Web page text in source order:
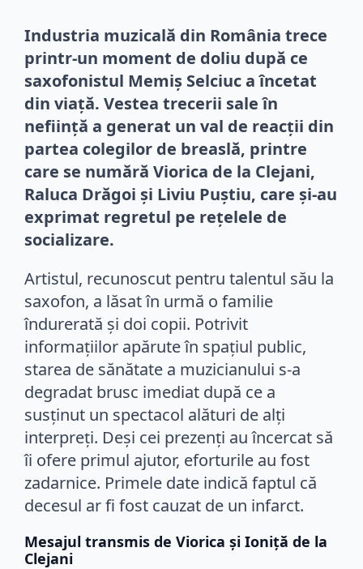
Industria muzicală din România trece
printr-un moment de doliu după ce
saxofonistul Memiș Selciuc a încetat
din viață. Vestea trecerii sale în
neființă a generat un val de reacții din
partea colegilor de breaslă, printre
care se numără Viorica de la Clejani,
Raluca Drăgoi și Liviu Puștiu, care și-au
exprimat regretul pe rețelele de
socializare.
Artistul, recunoscut pentru talentul său la
saxofon, a lăsat în urmă o familie
îndurerată și doi copii. Potrivit
informațiilor apărute în spațiul public,
starea de sănătate a muzicianului s-a
degradat brusc imediat după ce a
susținut un spectacol alături de alți
interpreți. Deși cei prezenți au încercat să
îi ofere primul ajutor, eforturile au fost
zadarnice. Primele date indică faptul că
decesul ar fi fost cauzat de un infarct.
Mesajul transmis de Viorica și Ioniță de la
Clejani